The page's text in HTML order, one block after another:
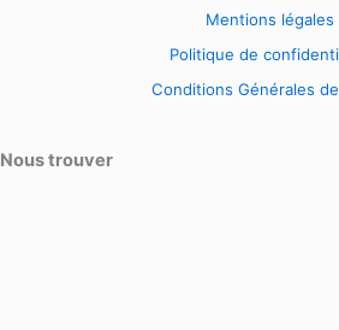
Mentions légales
Politique de
Conditions Générales
Nous trouver